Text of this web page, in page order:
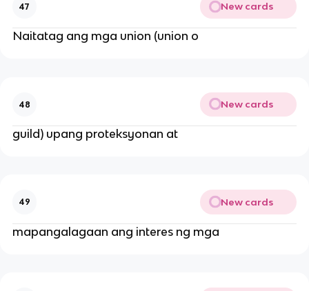
47 New cards
Naitatag ang mga union (union o
48 New cards
guild) upang proteksyonan at
49 New cards
mapangalagaan ang interes ng mga